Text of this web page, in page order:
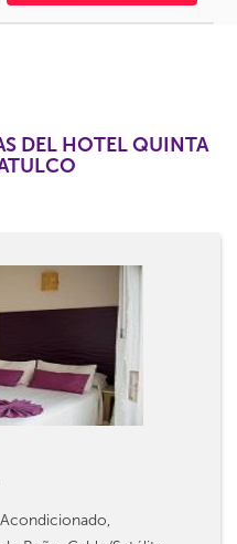
DEL HOTEL QUINTA